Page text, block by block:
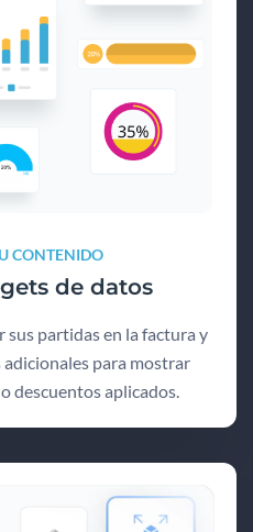
CONTENIDO
de datos
partidas en la factura y
para mostrar
descuentos aplicados.